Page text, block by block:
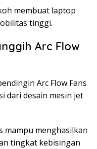
membuat laptop
tinggi.
Arc Flow
Arc Flow Fans
dari desain mesin jet
mampu menghasilkan
tingkat kebisingan